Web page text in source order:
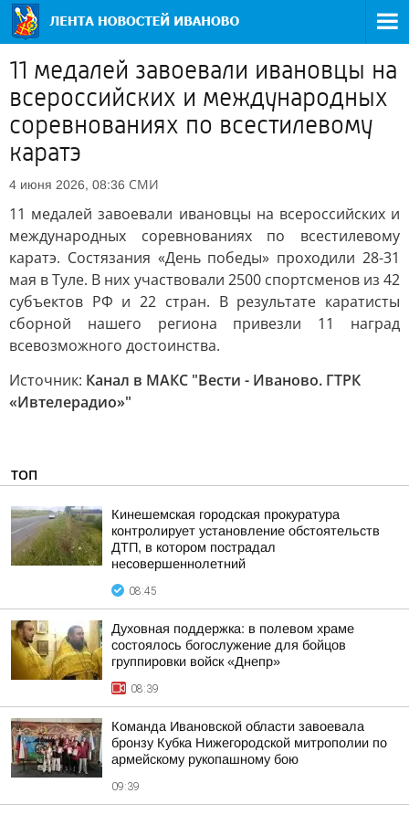
11 медалей завоевали ивановцы на
всероссийских и международных
соревнованиях по всестилевому
каратэ
4 июня 2026, 08:36 СМИ
11 медалей завоевали ивановцы на всероссийских и
международных соревнованиях по всестилевому
каратэ. Состязания «День победы» проходили 28-31
мая в Туле. В них участвовали 2500 спортсменов из 42
субъектов РФ и 22 стран. В результате каратисты
сборной нашего региона привезли 11 наград
всевозможного достоинства.
Источник: Канал в МАКС "Вести - Иваново. ГТРК
«Ивтелерадио»"
ТОП
Кинешемская городская прокуратура
контролирует установление обстоятельств
ДТП, в котором пострадал
несовершеннолетний
08:45
Духовная поддержка: в полевом храме
состоялось богослужение для бойцов
группировки войск «Днепр»
08:39
Команда Ивановской области завоевала
бронзу Кубка Нижегородской митрополии по
армейскому рукопашному бою
09:39